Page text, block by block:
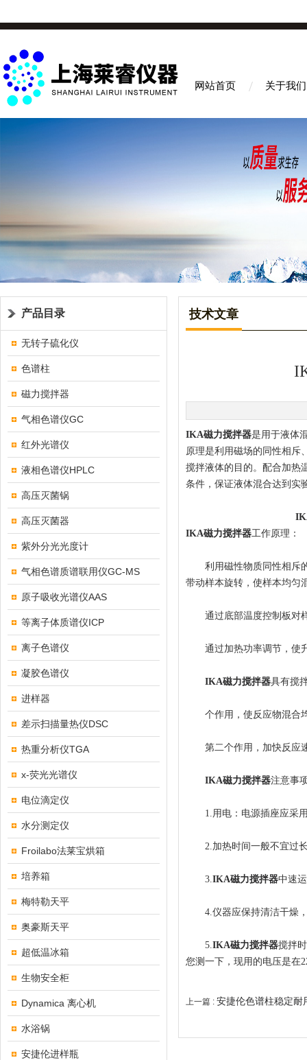
网站首页 关于我们
产品目录
无转子硫化仪
色谱柱
磁力搅拌器
气相色谱仪GC
红外光谱仪
液相色谱仪HPLC
高压灭菌锅
高压灭菌器
紫外分光光度计
气相色谱质谱联用仪GC-MS
原子吸收光谱仪AAS
等离子体质谱仪ICP
离子色谱仪
凝胶色谱仪
进样器
差示扫描量热仪DSC
热重分析仪TGA
x-荧光光谱仪
电位滴定仪
水分测定仪
Froilabo法莱宝烘箱
培养箱
梅特勒天平
奥豪斯天平
超低温冰箱
生物安全柜
Dynamica 离心机
水浴锅
安捷伦进样瓶
技术文章
IKA磁力搅拌器是用于液体
原理是利用磁场的同性相斥
搅拌液体的目的。配合加热
条件，保证液体混合达到实
IKA磁力搅拌器工作原理：
利用磁性物质同性相斥的
带动样本旋转，使样本均匀
通过底部温度控制板对样
通过加热功率调节，使升
IKA磁力搅拌器具有搅
个作用，使反应物混合
第二个作用，加快反应速
IKA磁力搅拌器注意事
1.用电：电源插座应采用
2.加热时间一般不宜过长
3.IKA磁力搅拌器中速
4.仪器应保持清洁干燥，
5.IKA磁力搅拌器搅拌
您测一下，现用的电压是在
上一篇 : 安捷伦色谱柱稳定耐